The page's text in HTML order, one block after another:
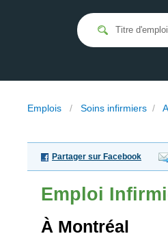
Emplois / Soins infirmiers /
Partager sur Facebook
Emploi
À Montréal